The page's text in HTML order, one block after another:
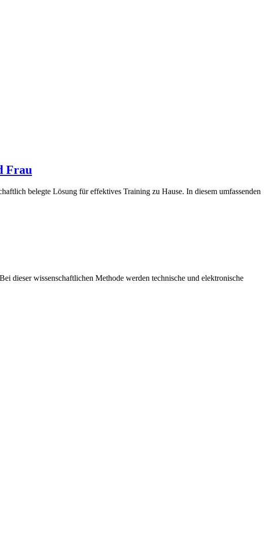
Frau
belegte Lösung für effektives Training zu Hause. In diesem umfassenden
dieser wissenschaftlichen Methode werden technische und elektronische